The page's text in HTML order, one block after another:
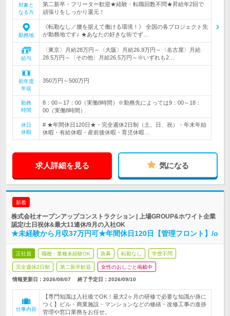
対象と
なる方
第二新卒・フリーター歓迎★経験・転職回数不問★昇給年2回で
頑張りをしっかり還元！
勤務地
《転勤なし／腰を据えて働ける環境！》 全国の各プロジェクト先
が勤務地です♪ ★あなたの好きな街でず…
給与
〈東京〉月給28万円～〈大阪〉月給26.9万円～〈名古屋〉月給
28.5万円～〈その他〉月給26.5万円～※いずれも2…
初年度
年収
350万円～500万円
勤務
時間
8：00～17：00（実働8時間）※勤務先によっては9：00～18：
00（実働8時間）
休日
休暇
# ★年間休日120日★・完全週休2日制（土、日、祝）・年末年始
休暇・有給休暇・産前後休暇・育児休暇…
求人詳細を見る 気になる
新着
株式会社オープンアップコンストラクション | 上場GROUP&ホワイト企業
認定/土日祝休&最大11連休/9月の入社OK
★未経験から月収37万円可★年間休日120日【管理フロント】/o
正社員 職種・業種未経験OK 急募 転勤なし 学歴不問
完全週休2日制 第二新卒歓迎 女性のおしごと掲載中
情報更新日：2026/08/07 終了予定日： 2026/09/10
仕事内容
【専門知識は入社後でOK！最大2ヶ月の研修で必要な知識が身に
つく】ビル・商業施設・マンションなどの修繕・改修工事の進捗
管理や窓口業務をお任せ。